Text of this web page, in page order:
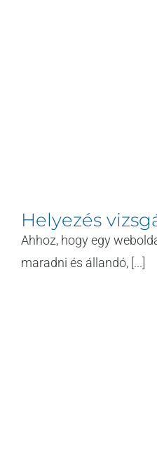
Helyezés
Ahhoz, hogy egy
maradni és állandó, [...]